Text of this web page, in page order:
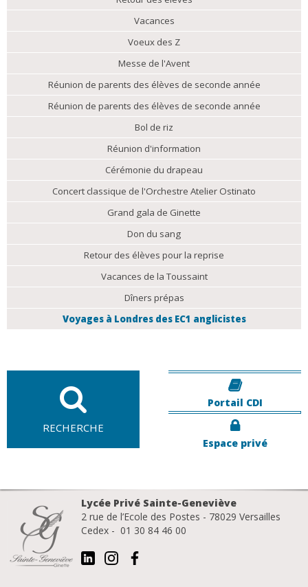
Vacances
Voeux des Z
Messe de l'Avent
Réunion de parents des élèves de seconde année
Réunion de parents des élèves de seconde année
Bol de riz
Réunion d'information
Cérémonie du drapeau
Concert classique de l'Orchestre Atelier Ostinato
Grand gala de Ginette
Don du sang
Retour des élèves pour la reprise
Vacances de la Toussaint
Dîners prépas
Voyages à Londres des EC1 anglicistes
RECHERCHE
Portail CDI
Espace privé
Lycée Privé Sainte-Geneviève
2 rue de l’Ecole des Postes - 78029 Versailles
Cedex - 01 30 84 46 00